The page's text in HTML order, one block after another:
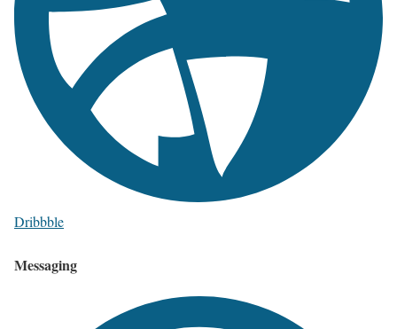
Dribbble
Messaging